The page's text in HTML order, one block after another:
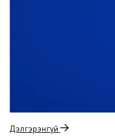
Дэлгэрэнгүй